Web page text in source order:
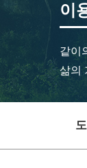
이
같이
삶의